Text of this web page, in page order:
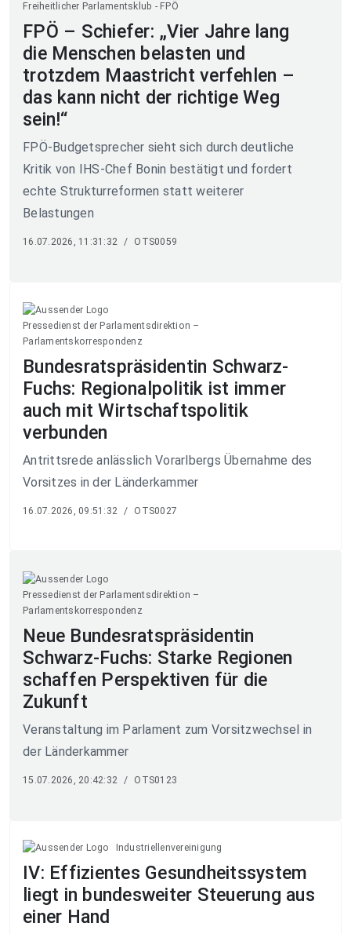
Freiheitlicher Parlamentsklub - FPÖ
FPÖ – Schiefer: „Vier Jahre lang
die Menschen belasten und
trotzdem Maastricht verfehlen –
das kann nicht der richtige Weg
sein!“
FPÖ-Budgetsprecher sieht sich durch deutliche
Kritik von IHS-Chef Bonin bestätigt und fordert
echte Strukturreformen statt weiterer
Belastungen
16.07.2026, 11:31:32 / OTS0059
Pressedienst der Parlamentsdirektion –
Parlamentskorrespondenz
Bundesratspräsidentin Schwarz-
Fuchs: Regionalpolitik ist immer
auch mit Wirtschaftspolitik
verbunden
Antrittsrede anlässlich Vorarlbergs Übernahme des
Vorsitzes in der Länderkammer
16.07.2026, 09:51:32 / OTS0027
Pressedienst der Parlamentsdirektion –
Parlamentskorrespondenz
Neue Bundesratspräsidentin
Schwarz-Fuchs: Starke Regionen
schaffen Perspektiven für die
Zukunft
Veranstaltung im Parlament zum Vorsitzwechsel in
der Länderkammer
15.07.2026, 20:42:32 / OTS0123
Industriellenvereinigung
IV: Effizientes Gesundheitssystem
liegt in bundesweiter Steuerung aus
einer Hand